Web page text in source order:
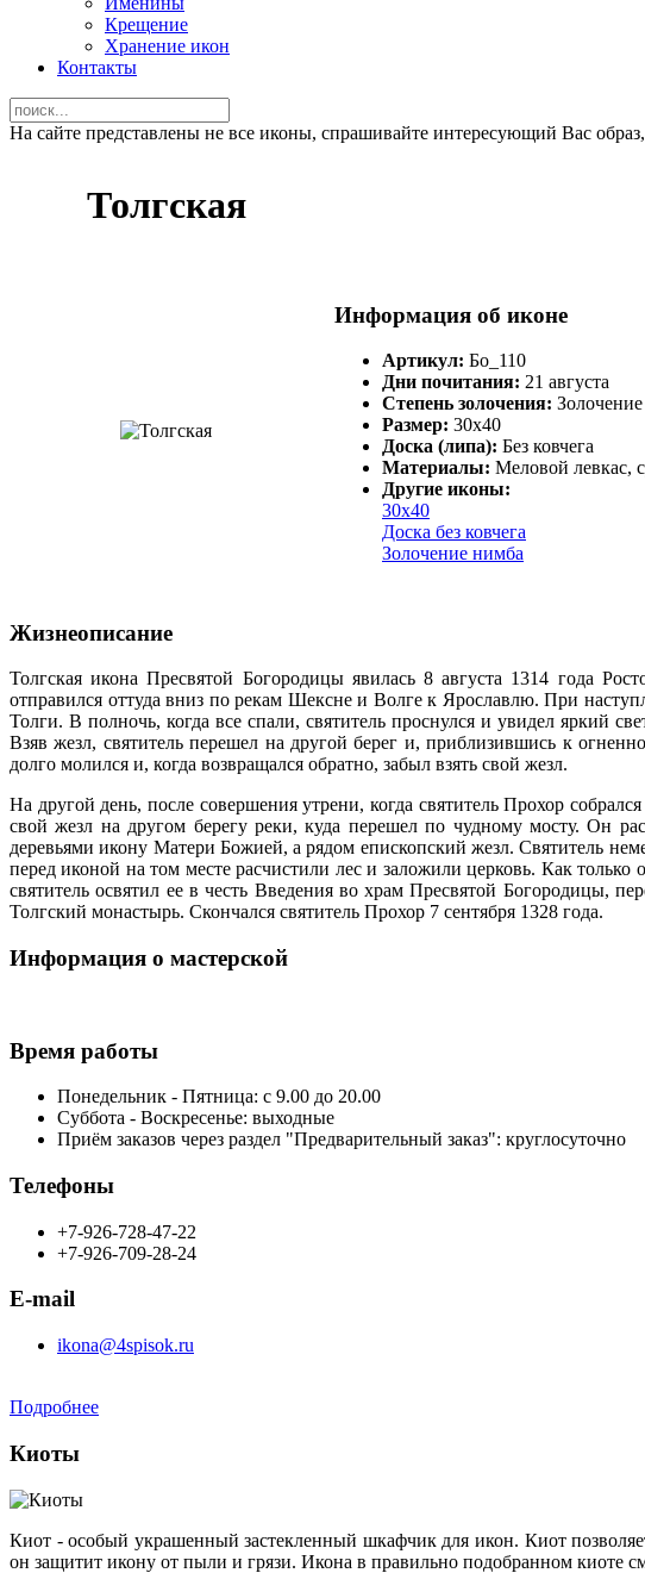
Крещение
Хранение икон
Контакты
На сайте представлены не все иконы, спрашивайте интересующий Вас
Толгская
Информация об иконе
Артикул: Бо_110
Дни почитания: 21 августа
Степень золочения:
Размер: 30х40
Доска (липа): Без ковчега
Материалы: Меловой левкас,
Другие иконы:
30х40
Доска без ковчега
Золочение нимба
Жизнеописание
Толгская икона Пресвятой Богородицы явилась 8 августа 1314 года
отправился оттуда вниз по рекам Шексне и Волге к Ярославлю. При
Толги. В полночь, когда все спали, святитель проснулся и увидел яркий
Взяв жезл, святитель перешел на другой берег и, приблизившись к
долго молился и, когда возвращался обратно, забыл взять свой жезл.
На другой день, после совершения утрени, когда святитель Прохор
свой жезл на другом берегу реки, куда перешел по чудному мосту. Он
деревьями икону Матери Божией, а рядом епископский жезл. Святитель
перед иконой на том месте расчистили лес и заложили церковь. Как
святитель освятил ее в честь Введения во храм Пресвятой Богородицы,
Толгский монастырь. Скончался святитель Прохор 7 сентября 1328 года.
Информация о мастерской
Время работы
Понедельник - Пятница: с 9.00 до 20.00
Суббота - Воскресенье: выходные
Приём заказов через раздел "Предварительный заказ": круглосуточно
Телефоны
+7-926-728-47-22
+7-926-709-28-24
E-mail
ikona@4spisok.ru
Подробнее
Киоты
Киот - особый украшенный застекленный шкафчик для икон. Киот
он защитит икону от пыли и грязи. Икона в правильно подобранном киоте